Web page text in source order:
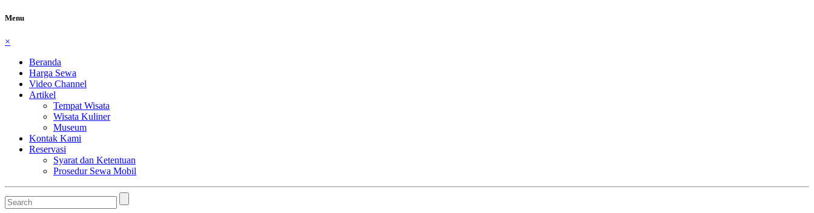
Menu
×
Beranda
Harga Sewa
Video Channel
Artikel
Tempat Wisata
Wisata Kuliner
Museum
Kontak Kami
Reservasi
Syarat dan Ketentuan
Prosedur Sewa Mobil